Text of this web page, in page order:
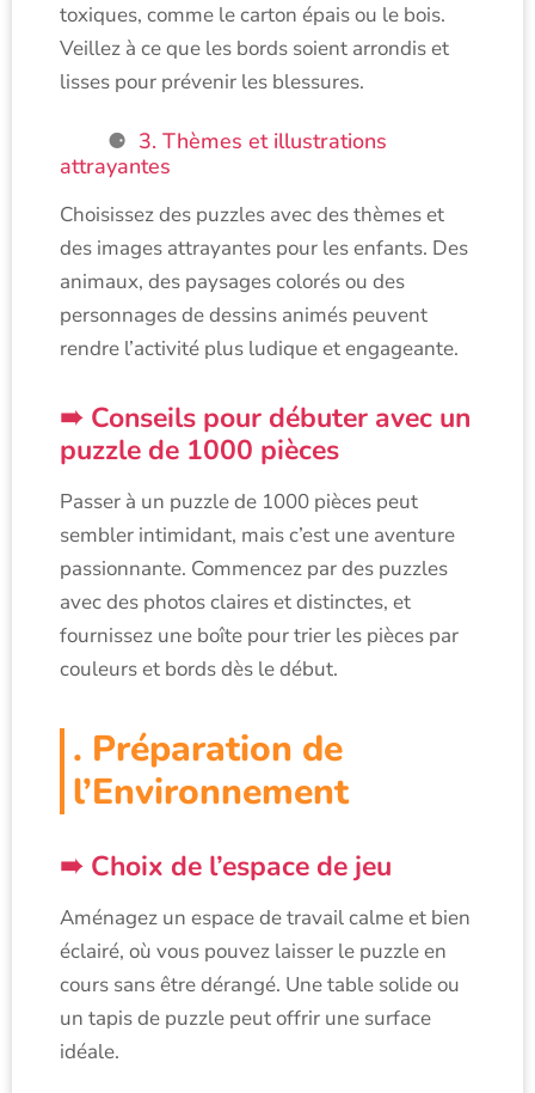
toxiques, comme le carton épais ou le bois.
Veillez à ce que les bords soient arrondis et
lisses pour prévenir les blessures.
3. Thèmes et illustrations
attrayantes
Choisissez des puzzles avec des thèmes et
des images attrayantes pour les enfants. Des
animaux, des paysages colorés ou des
personnages de dessins animés peuvent
rendre l’activité plus ludique et engageante.
Conseils pour débuter avec un
puzzle de 1000 pièces
Passer à un puzzle de 1000 pièces peut
sembler intimidant, mais c’est une aventure
passionnante. Commencez par des puzzles
avec des photos claires et distinctes, et
fournissez une boîte pour trier les pièces par
couleurs et bords dès le début.
. Préparation de
l’Environnement
Choix de l’espace de jeu
Aménagez un espace de travail calme et bien
éclairé, où vous pouvez laisser le puzzle en
cours sans être dérangé. Une table solide ou
un tapis de puzzle peut offrir une surface
idéale.